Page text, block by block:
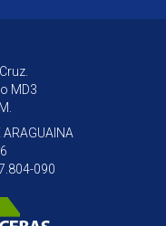
MD3
ARAGUAINA
090